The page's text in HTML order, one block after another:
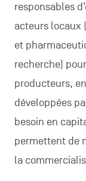
responsables
acteurs locaux
et
recherche)
producteurs,
développées
besoin en
permettent de
la